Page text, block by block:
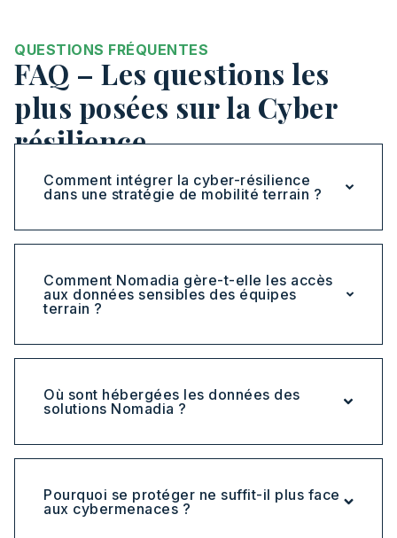
QUESTIONS FRÉQUENTES
FAQ – Les questions les
plus posées sur la Cyber
résilience
Comment intégrer la cyber-résilience
dans une stratégie de mobilité terrain ?
Comment Nomadia gère-t-elle les accès
aux données sensibles des équipes
terrain ?
Où sont hébergées les données des
solutions Nomadia ?
Pourquoi se protéger ne suffit-il plus face
aux cybermenaces ?